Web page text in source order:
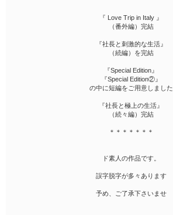
『 Love Trip in Italy 』
（番外編）完結
『社長と刺激的な生活』
（続編）を完結
『Special Edition』
『Special Edition②』
の中に短編をご用意しました
『社長と極上の生活』
（続々編）完結
＊＊＊＊＊＊＊
ド素人の作品です。
誤字脱字が多々あります
予め、ご了承下さいませ